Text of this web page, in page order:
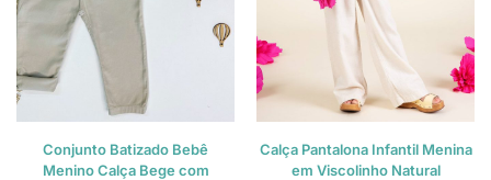
Conjunto Batizado Bebê
Menino Calça Bege com
Calça Pantalona Infantil Menina
em Viscolinho Natural